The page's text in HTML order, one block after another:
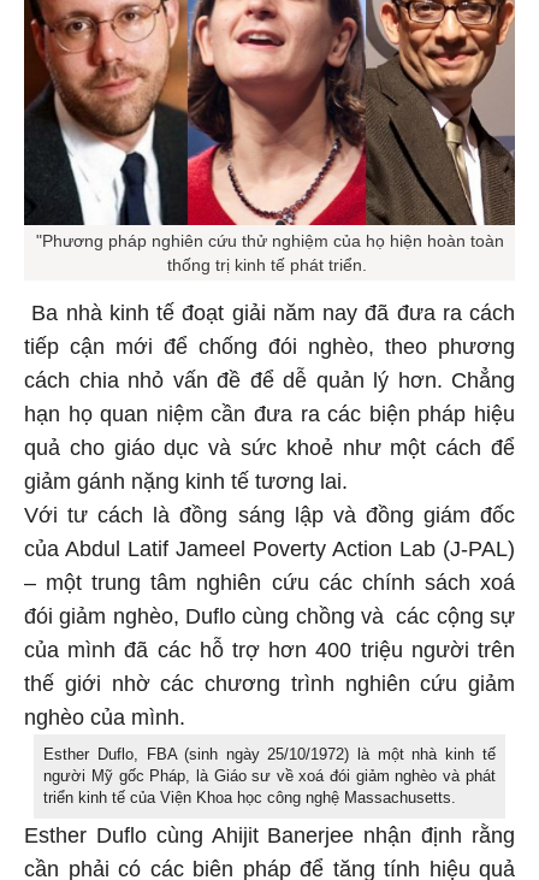
"Phương pháp nghiên cứu thử nghiệm của họ hiện hoàn toàn
thống trị kinh tế phát triển.
Ba nhà kinh tế đoạt giải năm nay đã đưa ra cách
tiếp cận mới để chống đói nghèo, theo phương
cách chia nhỏ vấn đề để dễ quản lý hơn. Chẳng
hạn họ quan niệm cần đưa ra các biện pháp hiệu
quả cho giáo dục và sức khoẻ như một cách để
giảm gánh nặng kinh tế tương lai.
Với tư cách là đồng sáng lập và đồng giám đốc
của Abdul Latif Jameel Poverty Action Lab (J-PAL)
– một trung tâm nghiên cứu các chính sách xoá
đói giảm nghèo, Duflo cùng chồng và các cộng sự
của mình đã các hỗ trợ hơn 400 triệu người trên
thế giới nhờ các chương trình nghiên cứu giảm
nghèo của mình.
Esther Duflo, FBA (sinh ngày 25/10/1972) là một nhà kinh tế
người Mỹ gốc Pháp, là Giáo sư về xoá đói giảm nghèo và phát
triển kinh tế của Viện Khoa học công nghệ Massachusetts.
Esther Duflo cùng Ahijit Banerjee nhận định rằng
cần phải có các biên pháp để tăng tính hiệu quả